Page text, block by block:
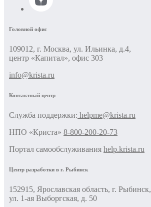
Головной офис
109012, г. Москва, ул. Ильинка, д.4,
центр «Капитал», офис 303
info@krista.ru
Контактный центр
Cлужба поддержки: helpme@krista.ru
НПО «Криста» 8-800-200-20-73
Портал самообслуживания help.krista.ru
Центр разработки в г. Рыбинск
152915, Ярославская область, г. Рыбинск,
ул. 1-ая Выборгская, д. 50